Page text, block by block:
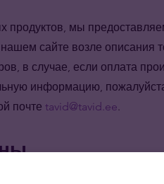
мы
сайте возле описания
в случае, если оплата
информацию,
почте tavid@tavid.ee.